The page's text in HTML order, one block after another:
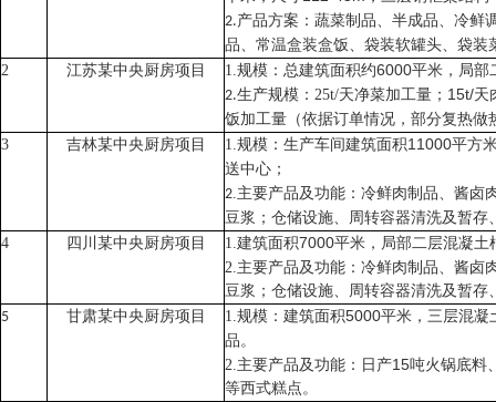
2.产品方案：蔬菜制品、半成品、冷鲜
品、常温盒装盒饭、袋装软罐头、袋装
2
江苏某中央厨房项目 1.规模 ：总建筑面积约6000平米 ，局
2.生产规模 ： 25t/天净菜加工量； 15t/天
饭加工量（依据订单情况，部分复热
3 吉林某中央厨房项目 1.规模 ： 生产车间建筑面积11000平方
送中心；
2.主要产品及功能：冷鲜肉制品、酱卤
豆浆；仓储设施、周转容器清洗及暂
4 四川 某中央厨房项目 1.建筑面积7000平米，局部二层混凝土
2.主要产品及功能：冷鲜肉制品、酱卤
豆浆；仓储设施、周转容器清洗及暂
5 甘肃某中央厨房项目 1.规模：建筑面积5000平米，三层混凝
品。
2.主要产品及功能：日产15吨火锅底料
等西式糕点。